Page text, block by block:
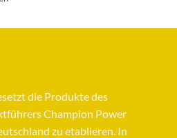
die Produkte des
Champion Power
zu etablieren. In